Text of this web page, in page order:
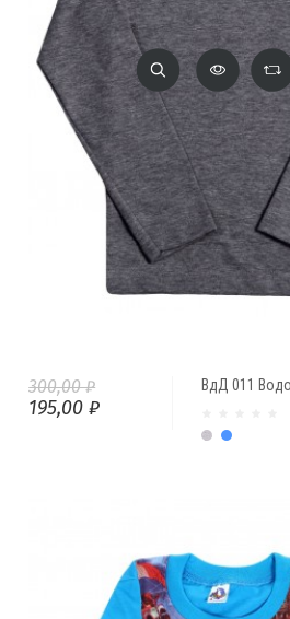
300,00 ₽
195,00 ₽
Серый